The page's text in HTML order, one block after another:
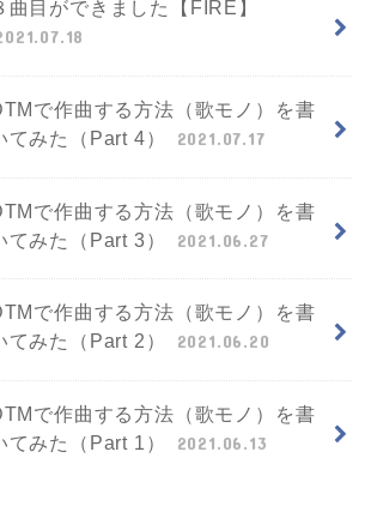
曲目ができました【FIRE】
で作曲する方法（歌モノ）を書
てみた（Part 4）
2021.07.17
で作曲する方法（歌モノ）を書
てみた（Part 3）
2021.06.27
で作曲する方法（歌モノ）を書
てみた（Part 2）
2021.06.20
で作曲する方法（歌モノ）を書
てみた（Part 1）
2021.06.13